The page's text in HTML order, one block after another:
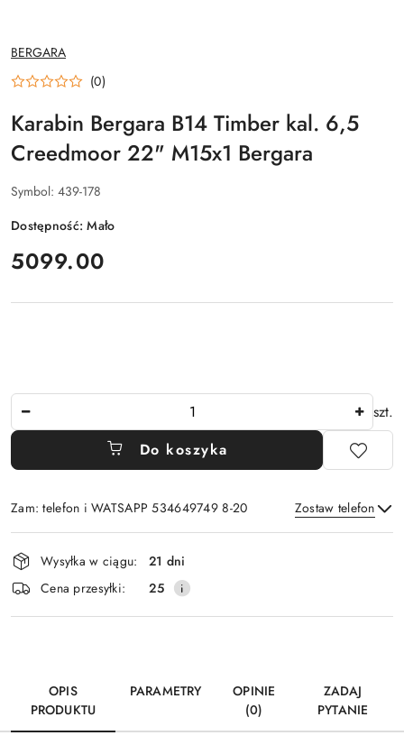
NAZWA
PRODUCENTA:
BERGARA
(0)
Karabin Bergara B14 Timber kal. 6,5
Creedmoor 22" M15x1 Bergara
Symbol: 439-178
Dostępność:Mało
cena:
5099.00
szt.
Do koszyka
Zam: telefon i WATSAPP 534649749 8-20 Zostaw telefon
Wyślij
Dostępność
i
dostawa
Wysyłka w ciągu:
21 dni
Cena przesyłki:
25
OPIS
PRODUKTU
PARAMETRY
OPINIE
(0)
ZADAJ
PYTANIE